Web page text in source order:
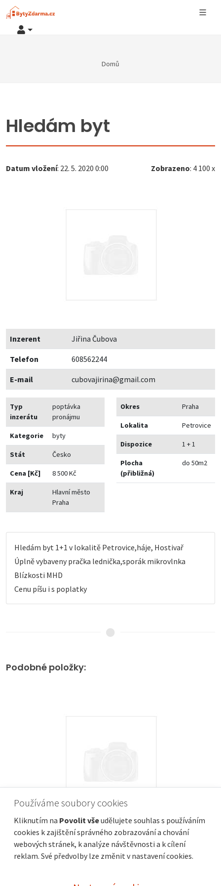
Používáme soubory cookies
Kliknutím na Povolit všeudělujete souhlas s používáním
cookies k zajištění správného zobrazování a chování
webových stránek, k analýze návštěvnosti a k cílení
reklam. Své předvolby lze změnit v nastavení cookies.
Domů
Hledám byt
Datum vložení: 22. 5. 2020 0:00 Zobrazeno: 4 100 x
Inzerent Jiřina Čubova
Telefon 608562244
E-mail cubovajirina@gmail.com
Typ
inzerátu
poptávka
pronájmu
Kategorie byty
Stát Česko
Cena [Kč] 8 500 Kč
Kraj
Hlavní město
Praha
Okres Praha
Lokalita Petrovice
Dispozice 1 + 1
Plocha
(přibližná)
do 50m2
Hledám byt 1+1 v lokalitě Petrovice,háje, Hostivař
Úplně vybaveny pračka lednička,sporák mikrovlnka
Blízkosti MHD
Cenu píšu i s poplatky
Podobné položky:
Hledam podnajem(specha)